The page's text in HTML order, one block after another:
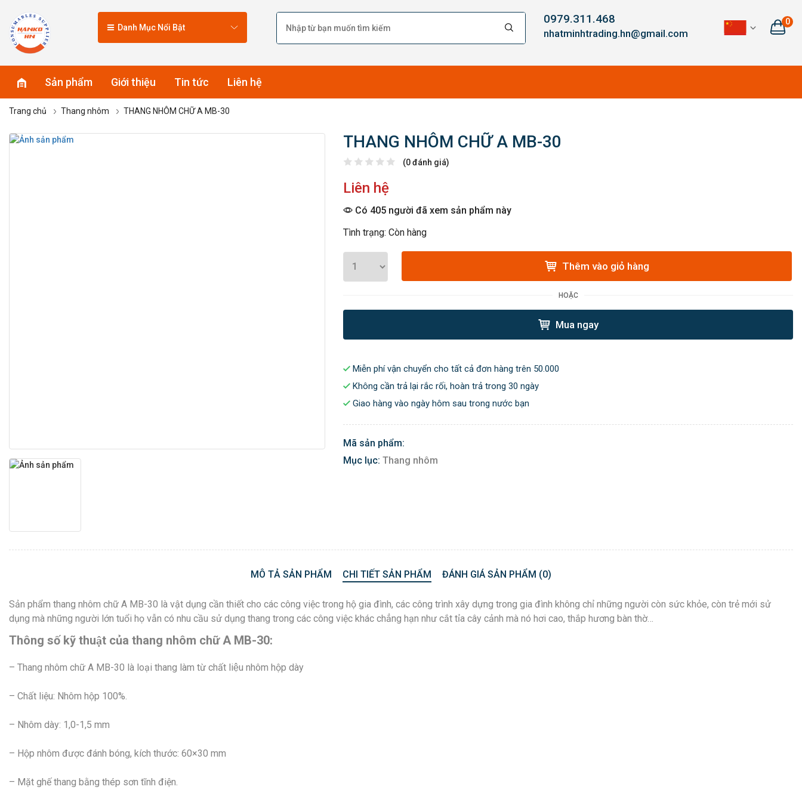
Danh Mục Nổi Bật
0979.311.468
nhatminhtrading.hn@gmail.com
0
Sản phẩm Giới thiệu Tin tức Liên hệ
Trang chủ Thang nhôm THANG NHÔM CHỮ A MB-30
THANG NHÔM CHỮ A MB-30
(0 đánh giá)
Liên hệ
Có 405 người đã xem sản phẩm này
Tình trạng: Còn hàng
Thêm vào giỏ hàng
HOẶC
Mua ngay
Miễn phí vận chuyển cho tất cả đơn hàng trên 50.000
Không cần trả lại rắc rối, hoàn trả trong 30 ngày
Giao hàng vào ngày hôm sau trong nước bạn
Mã sản phẩm:
Mục lục: Thang nhôm
MÔ TẢ SẢN PHẨM CHI TIẾT SẢN PHẨM ĐÁNH GIÁ SẢN PHẨM (0)
Sản phẩm thang nhôm chữ A MB-30 là vật dụng cần thiết cho các công việc trong hộ gia đình, các công trình xây dựng trong gia đình không chỉ những người còn sức khỏe, còn trẻ mới sử
dụng mà những người lớn tuổi họ vẫn có nhu cầu sử dụng thang trong các công việc khác chẳng hạn như cắt tỉa cây cảnh mà nó hơi cao, thắp hương bàn thờ…
Thông số kỹ thuật của thang nhôm chữ A MB-30:
– Thang nhôm chữ A MB-30 là loại thang làm từ chất liệu nhôm hộp dày
– Chất liệu: Nhôm hộp 100%.
– Nhôm dày: 1,0-1,5 mm
– Hộp nhôm được đánh bóng, kích thước: 60×30 mm
– Mặt ghế thang bằng thép sơn tĩnh điện.